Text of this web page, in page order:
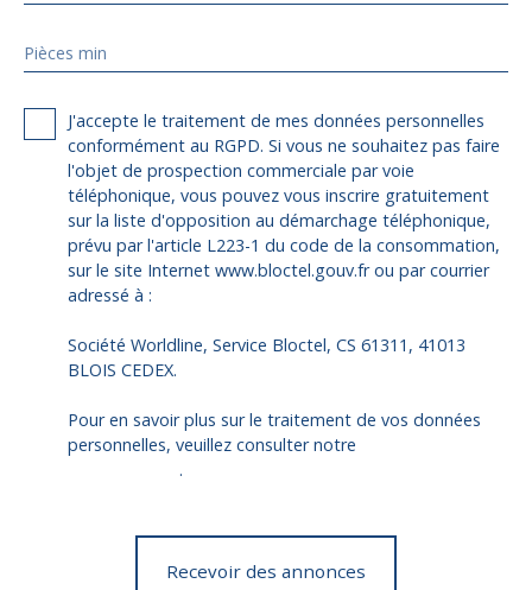
Pièces min
J'accepte le traitement de mes données personnelles
conformément au RGPD. Si vous ne souhaitez pas faire
l'objet de prospection commerciale par voie
téléphonique, vous pouvez vous inscrire gratuitement
sur la liste d'opposition au démarchage téléphonique,
prévu par l'article L223-1 du code de la consommation,
sur le site Internet www.bloctel.gouv.fr ou par courrier
adressé à :
Société Worldline, Service Bloctel, CS 61311, 41013
BLOIS CEDEX.
Pour en savoir plus sur le traitement de vos données
personnelles, veuillez consulter notre
.
Recevoir des annonces